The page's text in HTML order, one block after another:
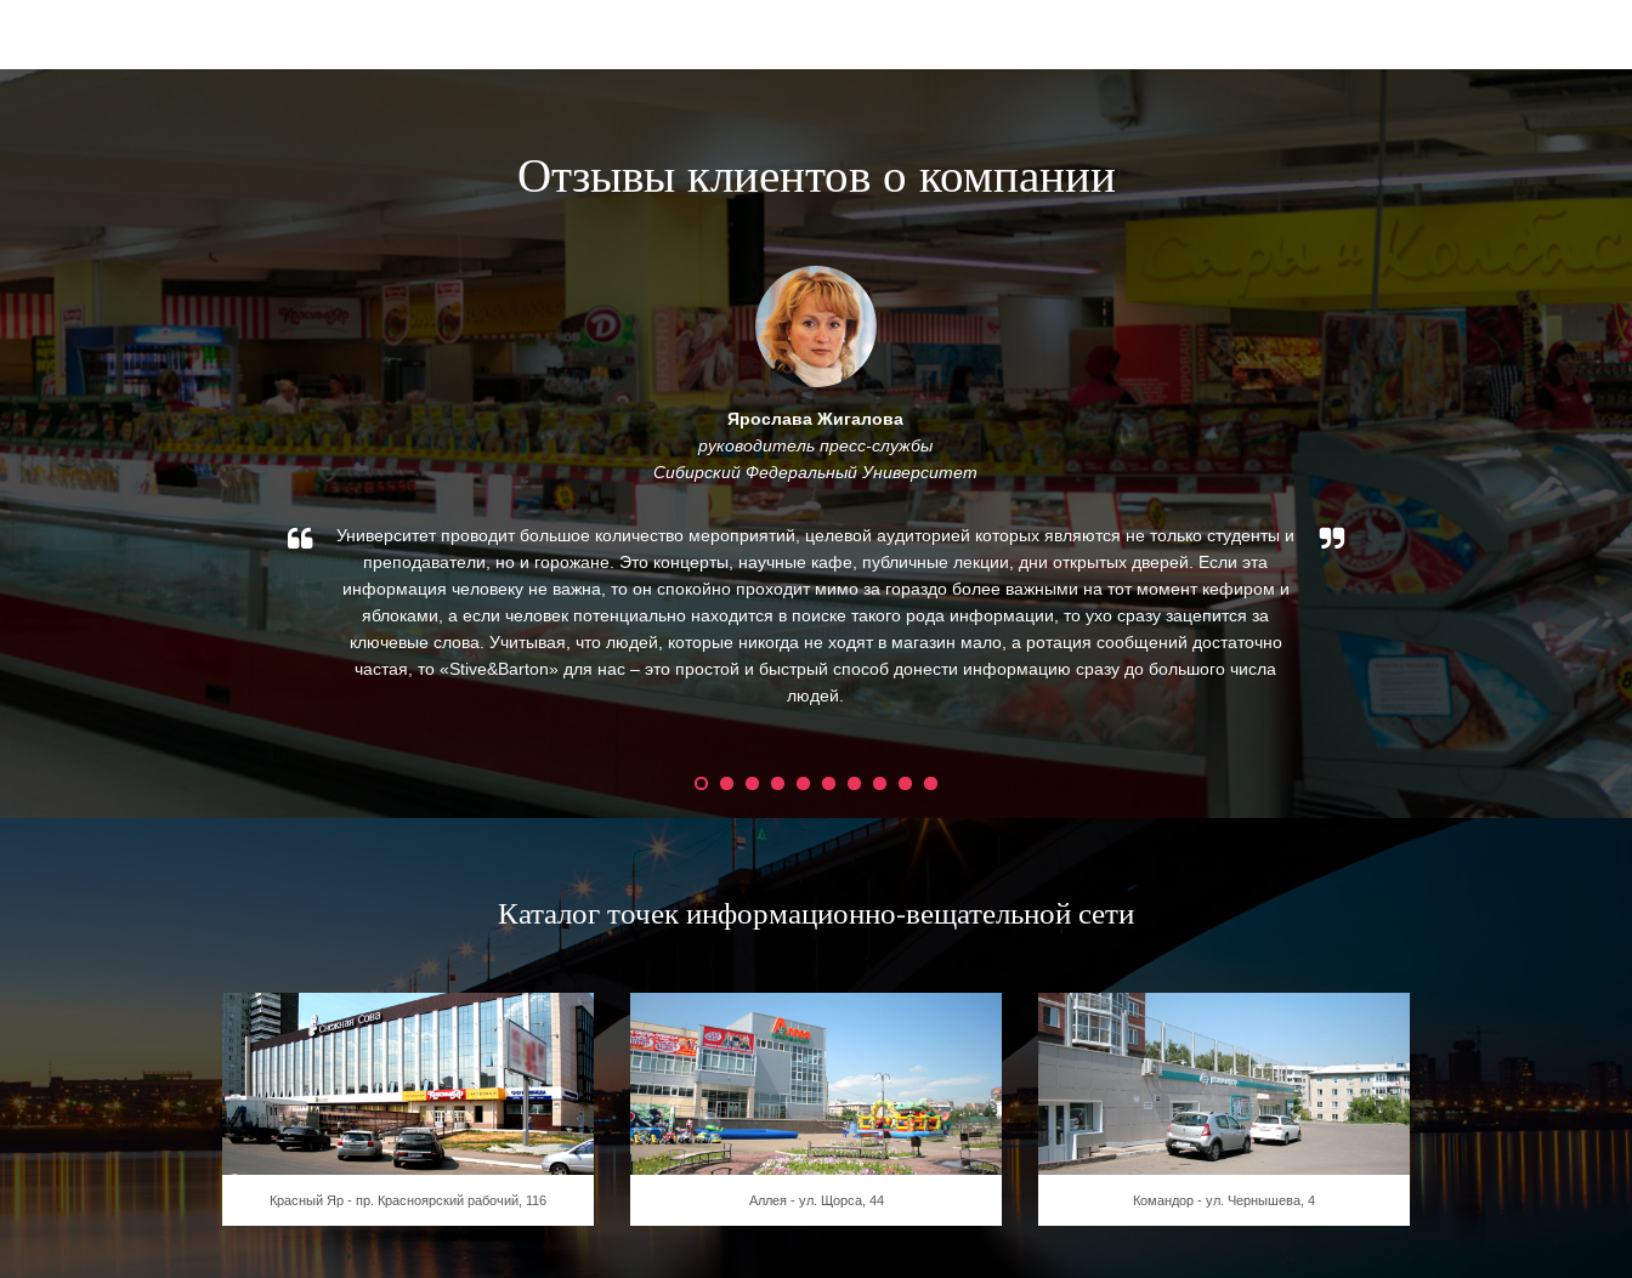
Отзывы клиентов о компании
специальным проектам.
Ярослава Жигалова
руководитель пресс-службы
Сибирский Федеральный Университет
Университет проводит большое количество мероприятий, целевой аудиторией которых являются не только студенты и
преподаватели, но и горожане. Это концерты, научные кафе, публичные лекции, дни открытых дверей. Если эта
информация человеку не важна, то он спокойно проходит мимо за гораздо более важными на тот момент кефиром и
яблоками, а если человек потенциально находится в поиске такого рода информации, то ухо сразу зацепится за
ключевые слова. Учитывая, что людей, которые никогда не ходят в магазин мало, а ротация сообщений достаточно
частая, то «Stive&Barton» для нас – это простой и быстрый способ донести информацию сразу до большого числа
людей.
За время нашей
высокими
квалифицированы и
В процессе своей
оперативность в
Каталог точек информационно-вещательной сети
Красный Яр - пр. Красноярский рабочий, 116 Аллея - ул. Щорса, 44 Командор - ул. Чернышева, 4